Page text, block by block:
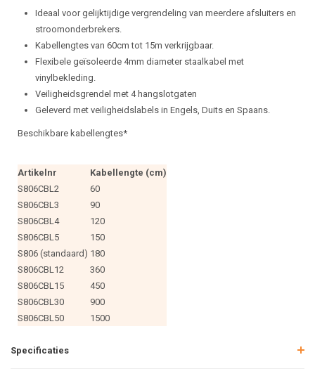
Ideaal voor gelijktijdige vergrendeling van meerdere afsluiters en
stroomonderbrekers.
Kabellengtes van 60cm tot 15m verkrijgbaar.
Flexibele geïsoleerde 4mm diameter staalkabel met
vinylbekleding.
Veiligheidsgrendel met 4 hangslotgaten
Geleverd met veiligheidslabels in Engels, Duits en Spaans.
Beschikbare kabellengtes*
Artikelnr
Kabellengte (cm)
S806CBL2
60
S806CBL3
90
S806CBL4
120
S806CBL5
150
S806 (standaard) 180
S806CBL12
360
S806CBL15
450
S806CBL30
900
S806CBL50
1500
Specificaties